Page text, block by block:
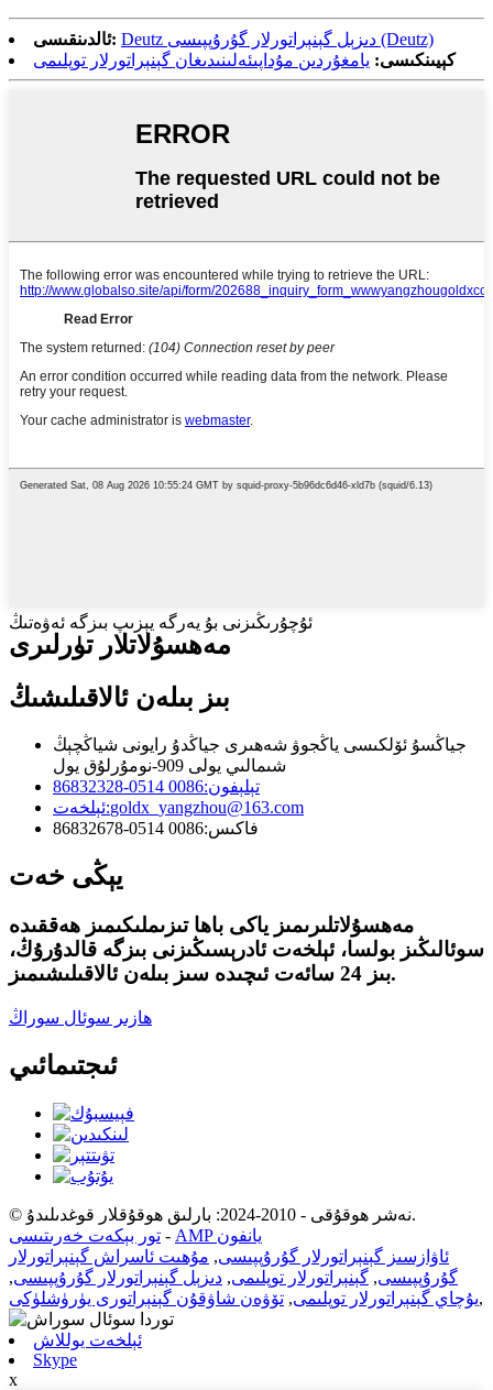
ئالدىنقىسى:
Deutz دىزېل گېنېراتورلار گۇرۇپپىسى (Deutz)
كېيىنكىسى: يامغۇردىن مۇداپىئەلىنىدىغان گېنېراتورلار توپلىمى
ئۇچۇرىڭىزنى بۇ يەرگە يېزىپ بىزگە ئەۋەتىڭ
مەھسۇلاتلار تۈرلىرى
بىز بىلەن ئالاقىلىشىڭ
جياڭسۇ ئۆلكىسى ياڭجوۋ شەھىرى جياڭدۇ رايونى شياڭچېڭ
شىمالىي يولى 909-نومۇرلۇق يول
تېلېفون:0086 0514-86832328
ئېلخەت:goldx_yangzhou@163.com
فاكىس:0086 0514-86832678
يېڭى خەت
مەھسۇلاتلىرىمىز ياكى باھا تىزىملىكىمىز ھەققىدە
سوئالىڭىز بولسا، ئېلخەت ئادرېسىڭىزنى بىزگە قالدۇرۇڭ،
بىز 24 سائەت ئىچىدە سىز بىلەن ئالاقىلىشىمىز.
ھازىر سوئال سوراڭ
ئىجتىمائىي
© نەشر ھوقۇقى - 2010-2024: بارلىق ھوقۇقلار قوغدىلىدۇ.
تور بېكەت خەرىتىسى -
AMP يانفون
ئاۋازسىز گېنېراتورلار گۇرۇپپىسى, مۇھىت ئاسراش گېنېراتورلار
گۇرۇپپىسى, گېنېراتورلار توپلىمى, دىزېل گېنېراتورلار گۇرۇپپىسى,
يۇچاي گېنېراتورلار توپلىمى, تۆۋەن شاۋقۇن گېنېراتورى يۈرۈشلۈكى ,
ئېلخەت يوللاش
Skype
x